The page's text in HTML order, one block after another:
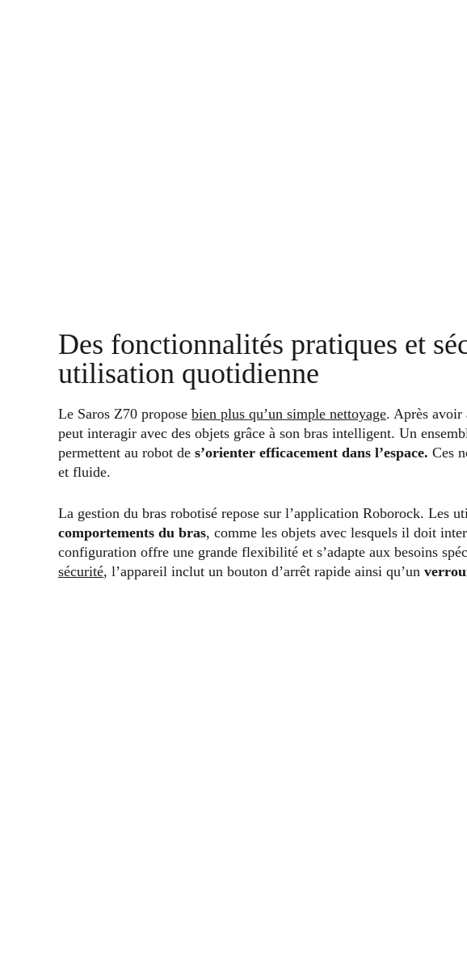
Des fonctionnalités pratiques et
utilisation quotidienne
Le Saros Z70 propose bien plus qu’un simple nettoyage. Après avoir
peut interagir avec des objets grâce à son bras intelligent. Un
permettent au robot de s’orienter efficacement dans l’espace. Ces
et fluide.
La gestion du bras robotisé repose sur l’application Roborock. Les
comportements du bras, comme les objets avec lesquels il doit
configuration offre une grande flexibilité et s’adapte aux besoins
sécurité, l’appareil inclut un bouton d’arrêt rapide ainsi qu’un